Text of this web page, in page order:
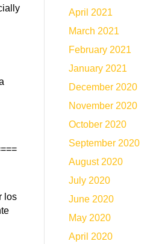
los
April 2021
March 2021
February 2021
January 2021
December 2020
November 2020
October 2020
September 2020
August 2020
July 2020
June 2020
May 2020
April 2020